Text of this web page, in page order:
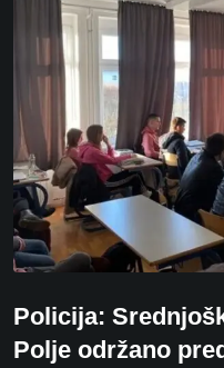
Policija:
Polje održano